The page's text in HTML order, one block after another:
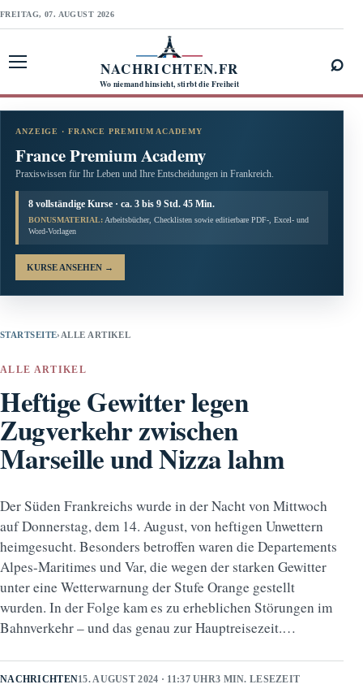
FREITAG, 07. AUGUST 2026
NACHRICHTEN.FR
Wo niemand hinsieht, stirbt die Freiheit
⌕
ANZEIGE · FRANCE PREMIUM ACADEMY
France Premium Academy
Praxiswissen für Ihr Leben und Ihre Entscheidungen in Frankreich.
8 vollständige Kurse · ca. 3 bis 9 Std. 45 Min.
BONUSMATERIAL: Arbeitsbücher, Checklisten sowie editierbare PDF-, Excel- und
Word-Vorlagen
KURSE ANSEHEN →
STARTSEITE› ALLE ARTIKEL
ALLE ARTIKEL
Heftige Gewitter legen
Zugverkehr zwischen
Marseille und Nizza lahm
Der Süden Frankreichs wurde in der Nacht von Mittwoch
auf Donnerstag, dem 14. August, von heftigen Unwettern
heimgesucht. Besonders betroffen waren die Departements
Alpes-Maritimes und Var, die wegen der starken Gewitter
unter eine Wetterwarnung der Stufe Orange gestellt
wurden. In der Folge kam es zu erheblichen Störungen im
Bahnverkehr – und das genau zur Hauptreisezeit.…
NACHRICHTEN15. AUGUST 2024 · 11:37 UHR3 MIN. LESEZEIT